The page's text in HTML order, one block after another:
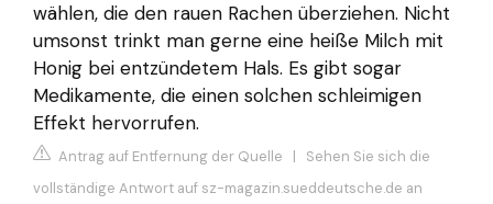
wählen, die den rauen Rachen überziehen. Nicht
umsonst trinkt man gerne eine heiße Milch mit
Honig bei entzündetem Hals. Es gibt sogar
Medikamente, die einen solchen schleimigen
Effekt hervorrufen.
Antrag auf Entfernung der Quelle | Sehen Sie sich die
vollständige Antwort auf sz-magazin.sueddeutsche.de an